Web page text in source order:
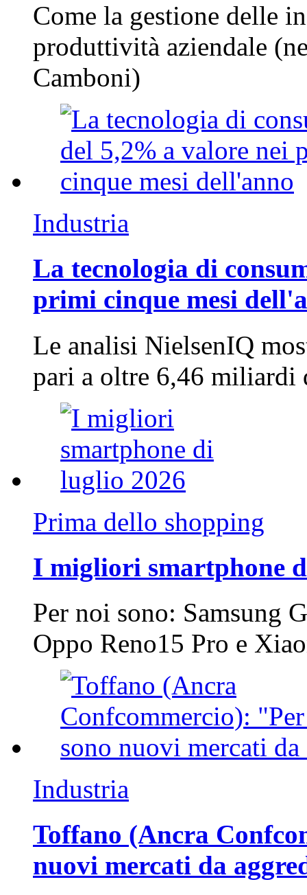
Come la gestione delle
produttività aziendale
Camboni)
Industria
La tecnologia di
primi cinque mesi
Le analisi NielsenIQ
pari a oltre 6,46
Prima dello shopping
I migliori smartphone
Per noi sono: Samsung
Oppo Reno15 Pro e
Industria
Toffano (Ancra
nuovi mercati da